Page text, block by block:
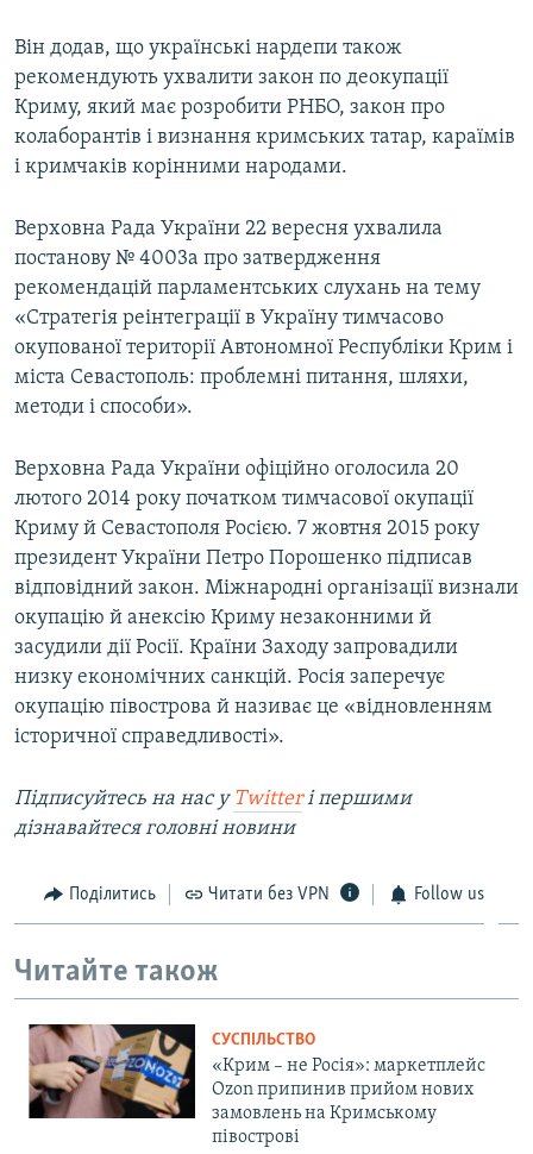
Він додав, що українські нардепи також
рекомендують ухвалити закон по деокупації
Криму, який має розробити РНБО, закон про
колаборантів і визнання кримських татар, караїмів
і кримчаків корінними народами.
Верховна Рада України 22 вересня ухвалила
постанову № 4003а про затвердження
рекомендацій парламентських слухань на тему
«Стратегія реінтеграції в Україну тимчасово
окупованої території Автономної Республіки Крим і
міста Севастополь: проблемні питання, шляхи,
методи і способи».
Верховна Рада України офіційно оголосила 20
лютого 2014 року початком тимчасової окупації
Криму й Севастополя Росією. 7 жовтня 2015 року
президент України Петро Порошенко підписав
відповідний закон. Міжнародні організації визнали
окупацію й анексію Криму незаконними й
засудили дії Росії. Країни Заходу запровадили
низку економічних санкцій. Росія заперечує
окупацію півострова й називає це «відновленням
історичної справедливості».
Підписуйтесь на наc у Twitterі першими
дізнавайтеся головні новини
Поділитись Читати без VPN Follow us
Читайте також
СУСПІЛЬСТВО
«Крим – не Росія»: маркетплейс
Ozon припинив прийом нових
замовлень на Кримському
півострові